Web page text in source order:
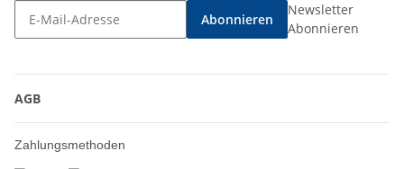
Abonnieren
Newsletter
Abonnieren
AGB
Zahlungsmethoden